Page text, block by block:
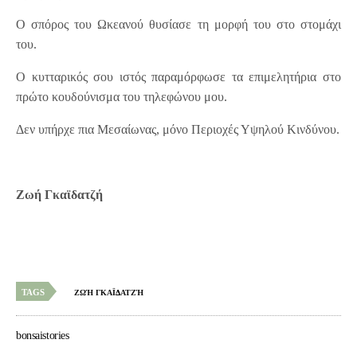
Ο σπόρος του Ωκεανού θυσίασε τη μορφή του στο στομάχι
του.
Ο κυτταρικός σου ιστός παραμόρφωσε τα επιμελητήρια στο
πρώτο κουδούνισμα του τηλεφώνου μου.
Δεν υπήρχε πια Μεσαίωνας, μόνο Περιοχές Υψηλού Κινδύνου.
Ζωή Γκαϊδατζή
TAGS ΖΩΉ ΓΚΑΪΔΑΤΖΉ
bonsaistories